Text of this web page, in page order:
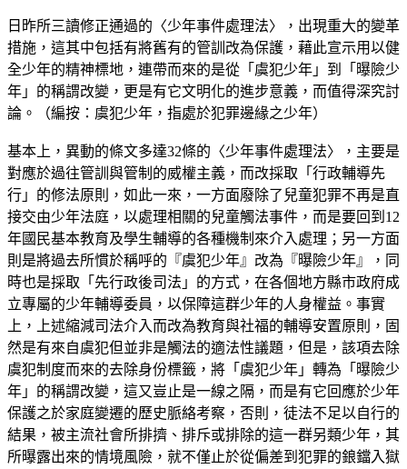
日昨所三讀修正通過的〈少年事件處理法〉，出現重大的變革
措施，這其中包括有將舊有的管訓改為保護，藉此宣示用以健
全少年的精神標地，連帶而來的是從「虞犯少年」到「曝險少
年」的稱謂改變，更是有它文明化的進步意義，而值得深究討
論。（編按：虞犯少年，指處於犯罪邊緣之少年）
基本上，異動的條文多達32條的〈少年事件處理法〉，主要是
對應於過往管訓與管制的威權主義，而改採取「行政輔導先
行」的修法原則，如此一來，一方面廢除了兒童犯罪不再是直
接交由少年法庭，以處理相關的兒童觸法事件，而是要回到12
年國民基本教育及學生輔導的各種機制來介入處理；另一方面
則是將過去所慣於稱呼的『虞犯少年』改為『曝險少年』，同
時也是採取「先行政後司法」的方式，在各個地方縣市政府成
立專屬的少年輔導委員，以保障這群少年的人身權益。事實
上，上述縮減司法介入而改為教育與社福的輔導安置原則，固
然是有來自虞犯但並非是觸法的適法性議題，但是，該項去除
虞犯制度而來的去除身份標籤，將「虞犯少年」轉為「曝險少
年」的稱謂改變，這又豈止是一線之隔，而是有它回應於少年
保護之於家庭變遷的歷史脈絡考察，否則，徒法不足以自行的
結果，被主流社會所排擠、排斥或排除的這一群另類少年，其
所曝露出來的情境風險，就不僅止於從偏差到犯罪的鋃鐺入獄